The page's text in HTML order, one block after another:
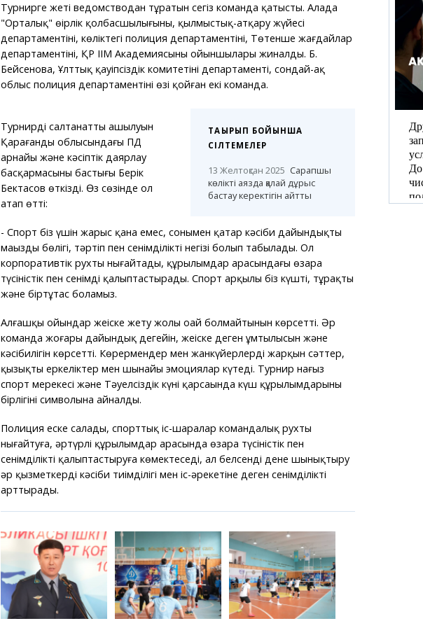
Турнирге жеті ведомстводан тұратын сегіз команда қатысты. Алаңда
"Орталық" өңірлік қолбасшылығының, қылмыстық-атқару жүйесі
департаментінің, көліктегі полиция департаментінің, Төтенше жағдайлар
департаментінің, ҚР ІІМ Академиясының ойыншылары жиналды. Б.
Бейсенова, Ұлттық қауіпсіздік комитетінің департаменті, сондай-ақ
облыс полиция департаментінің өзі қойған екі команда.
ТАҚЫРЫП БОЙЫНША
СІЛТЕМЕЛЕР
13 Желтоқсан 2025 Сарапшы
көлікті аязда қалай дұрыс
бастау керектігін айтты
Турнирдің салтанатты ашылуын
Қарағанды облысындағы ПД
арнайы және кәсіптік даярлау
басқармасының бастығы Берік
Бектасов өткізді. Өз сөзінде ол
атап өтті:
- Спорт біз үшін жарыс қана емес, сонымен қатар кәсіби дайындықтың
маңызды бөлігі, тәртіп пен сенімділіктің негізі болып табылады. Ол
корпоративтік рухты нығайтады, құрылымдар арасындағы өзара
түсіністік пен сенімді қалыптастырады. Спорт арқылы біз күшті, тұрақты
және біртұтас боламыз.
Алғашқы ойындар жеңіске жету жолы оңай болмайтынын көрсетті. Әр
команда жоғары дайындық деңгейін, жеңіске деген ұмтылысын және
кәсібилігін көрсетті. Көрермендер мен жанкүйерлерді жарқын сәттер,
қызықты еркеліктер мен шынайы эмоциялар күтеді. Турнир нағыз
спорт мерекесі және Тәуелсіздік күні қарсаңында күш құрылымдарының
бірлігінің символына айналды.
Полиция еске салады, спорттық іс-шаралар командалық рухты
нығайтуға, әртүрлі құрылымдар арасында өзара түсіністік пен
сенімділікті қалыптастыруға көмектеседі, ал белсенді дене шынықтыру
әр қызметкердің кәсіби тиімділігі мен іс-әрекетіне деген сенімділікті
арттырады.